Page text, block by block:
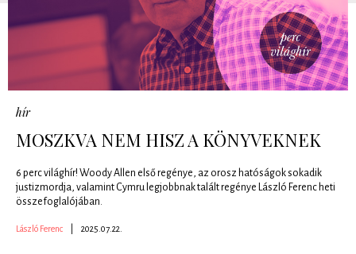
hír
MOSZKVA NEM HISZ A KÖNYVEKNEK
6 perc világhír! Woody Allen első regénye, az orosz hatóságok sokadik
justizmordja, valamint Cymru legjobbnak talált regénye László Ferenc heti
összefoglalójában.
László Ferenc 2025.07.22.